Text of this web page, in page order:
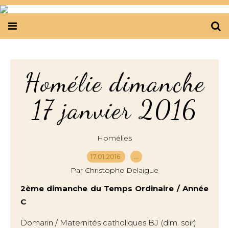
Homélie dimanche
17 janvier 2016
Homélies
17.01.2016 …
Par Christophe Delaigue
2ème dimanche du Temps Ordinaire / Année
C
Domarin / Maternités catholiques BJ (dim. soir)